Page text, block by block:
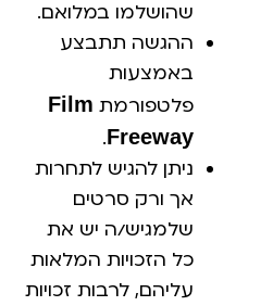
שהושלמו במלואם.
ההגשה תתבצע
באמצעות
פלטפורמת Film
Freeway
.
ניתן להגיש לתחרות
אך ורק סרטים
שלמגיש/ה יש את
כל הזכויות המלאות
עליהם, לרבות זכויות